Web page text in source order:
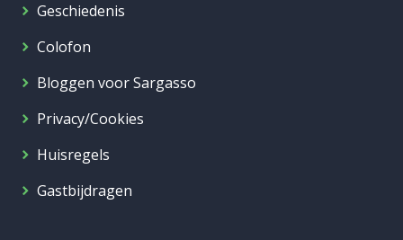
Geschiedenis
Colofon
Bloggen voor Sargasso
Privacy/Cookies
Huisregels
Gastbijdragen